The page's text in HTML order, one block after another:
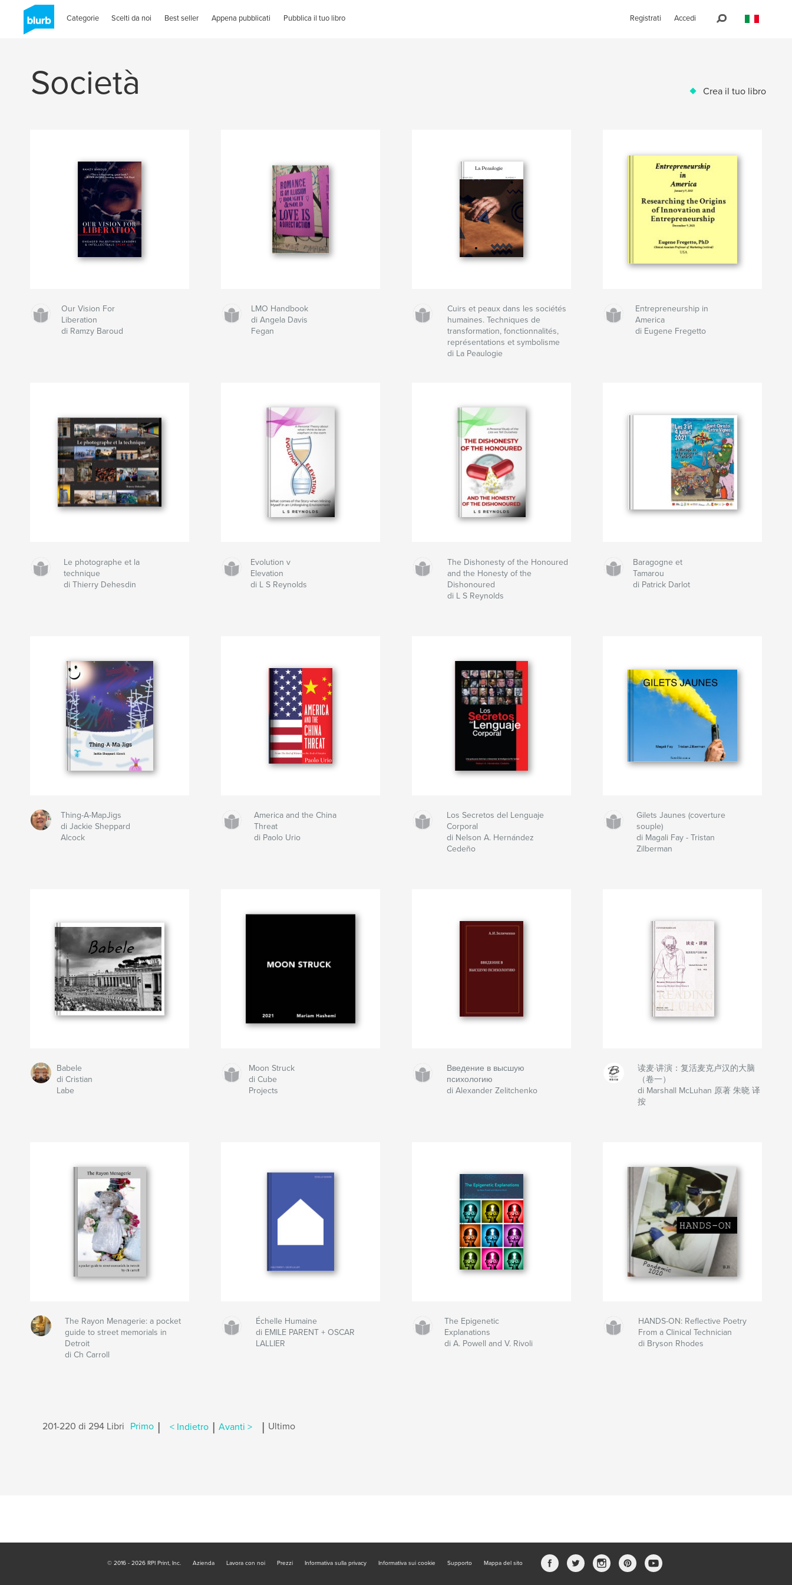
Categorie Scelti da noi Best seller Appena pubblicati Pubblica il tuo libro Registrati Accedi
Società Crea il tuo libro
Our Vision For
Liberation
di Ramzy Baroud
LMO Handbook
di Angela Davis
Fegan
Cuirs et peaux dans les sociétés
humaines. Techniques de
transformation, fonctionnalités,
représentations et symbolisme
di La Peaulogie
Entrepreneurship in
America
di Eugene Fregetto
Le photographe et la
technique
di Thierry Dehesdin
Evolution v
Elevation
di L S Reynolds
The Dishonesty of the Honoured
and the Honesty of the
Dishonoured
di L S Reynolds
Baragogne et
Tamarou
di Patrick Darlot
Thing-A-MapJigs
di Jackie Sheppard
Alcock
America and the China
Threat
di Paolo Urio
Los Secretos del Lenguaje
Corporal
di Nelson A. Hernández
Cedeño
Gilets Jaunes (coverture
souple)
di Magali Fay - Tristan
Zilberman
Babele
di Cristian
Labe
Moon Struck
di Cube
Projects
Введение в высшую
психологию
di Alexander Zelitchenko
读麦·讲演：复活麦克卢汉的大脑
（卷一）
di Marshall McLuhan 原著 朱晓 译
按
The Rayon Menagerie: a pocket
guide to street memorials in
Detroit
di Ch Carroll
Échelle Humaine
di EMILE PARENT + OSCAR
LALLIER
The Epigenetic
Explanations
di A. Powell and V. Rivoli
HANDS-ON: Reflective Poetry
From a Clinical Technician
di Bryson Rhodes
201-220 di 294 Libri Primo < Indietro Avanti > Ultimo
© 2016 - 2026 RPI Print, Inc. Azienda Lavora con noi Prezzi Informativa sulla privacy Informativa sui cookie Supporto Mappa del sito